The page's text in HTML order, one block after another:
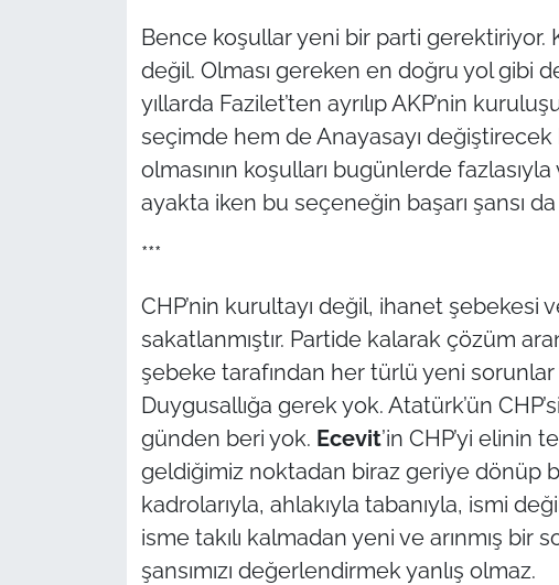
Bence koşullar yeni bir parti gerektiriyor.
değil. Olması gereken en doğru yol gibi
yıllarda Fazilet’ten ayrılıp AKP’nin
seçimde hem de Anayasayı
olmasının koşulları bugünlerde
ayakta iken bu seçeneğin başarı şansı
***
CHP’nin kurultayı değil, ihanet şebekesi
sakatlanmıştır. Partide kalarak çözüm
şebeke tarafından her türlü yeni
Duygusallığa gerek yok. Atatürk’ün
günden beri yok. Ecevit’in CHP’yi elinin
geldiğimiz noktadan biraz geriye dönüp
kadrolarıyla, ahlakıyla tabanıyla, ismi
isme takılı kalmadan yeni ve arınmış
şansımızı değerlendirmek yanlış olmaz.
İş Dünyası
Bilim Teknoloji
English News
Canlı Maç
Gündem-Eğitim